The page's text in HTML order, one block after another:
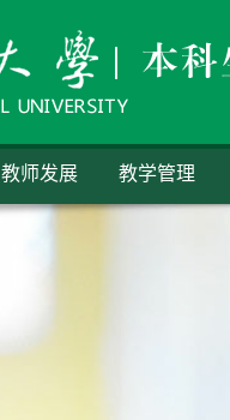
教师发展 教学管理